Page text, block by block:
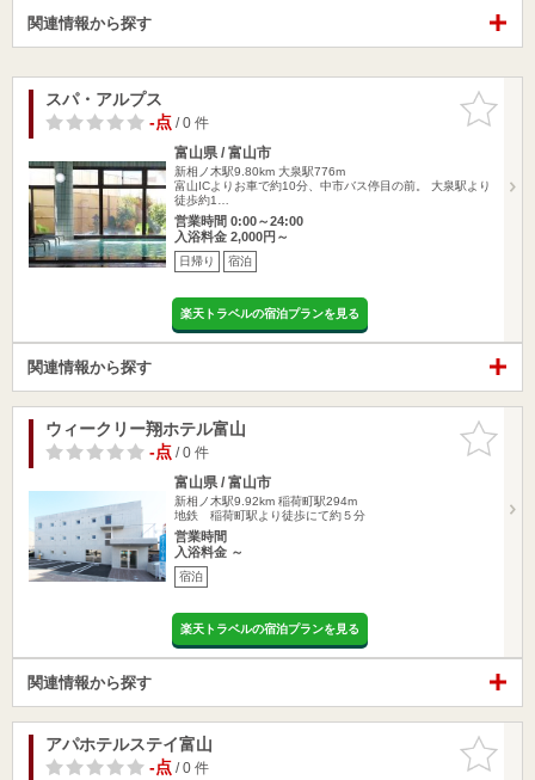
関連情報から探す
お気に入
りに追加
スパ・アルプス
-点/ 0 件
富山県 / 富山市
新相ノ木駅9.80km 大泉駅776m
富山ICよりお車で約10分、中市バス停目の前。 大泉駅より
徒歩約1…
営業時間 0:00～24:00
入浴料金 2,000円～
日帰り 宿泊
楽天トラベルの宿泊プランを見る
関連情報から探す
お気に入
りに追加
ウィークリー翔ホテル富山
-点/ 0 件
富山県 / 富山市
新相ノ木駅9.92km 稲荷町駅294m
地鉄 稲荷町駅より徒歩にて約５分
営業時間
入浴料金 ～
宿泊
楽天トラベルの宿泊プランを見る
関連情報から探す
お気に入
りに追加
アパホテルステイ富山
-点/ 0 件